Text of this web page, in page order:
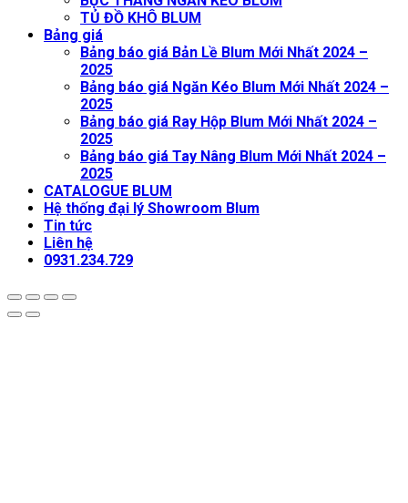
TỦ ĐỒ KHÔ BLUM
Bảng giá
Bảng báo giá Bản Lề Blum Mới Nhất 2024 –
2025
Bảng báo giá Ngăn Kéo Blum Mới Nhất 2024 –
2025
Bảng báo giá Ray Hộp Blum Mới Nhất 2024 –
2025
Bảng báo giá Tay Nâng Blum Mới Nhất 2024 –
2025
CATALOGUE BLUM
Hệ thống đại lý Showroom Blum
Tin tức
Liên hệ
0931.234.729